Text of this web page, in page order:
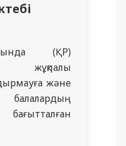
(ҚР)
жұқпалы
және
мемлекеттік